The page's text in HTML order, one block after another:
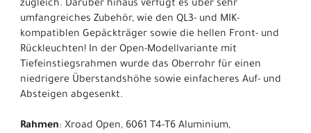
zugleich. Darüber hinaus verfügt es über sehr
umfangreiches Zubehör, wie den QL3- und MIK-
kompatiblen Gepäckträger sowie die hellen Front- und
Rückleuchten! In der Open-Modellvariante mit
Tiefeinstiegsrahmen wurde das Oberrohr für einen
niedrigere Überstandshöhe sowie einfacheres Auf- und
Absteigen abgesenkt.
Rahmen: Xroad Open, 6061 T4-T6 Aluminium,